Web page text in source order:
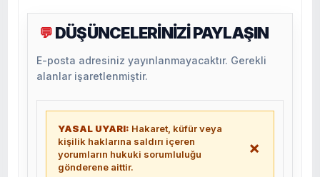
💬 DÜŞÜNCELERİNİZİ PAYLAŞIN
E-posta adresiniz yayınlanmayacaktır. Gerekli
alanlar işaretlenmiştir.
YASAL UYARI: Hakaret, küfür veya
kişilik haklarına saldırı içeren
yorumların hukuki sorumluluğu
gönderene aittir.
×